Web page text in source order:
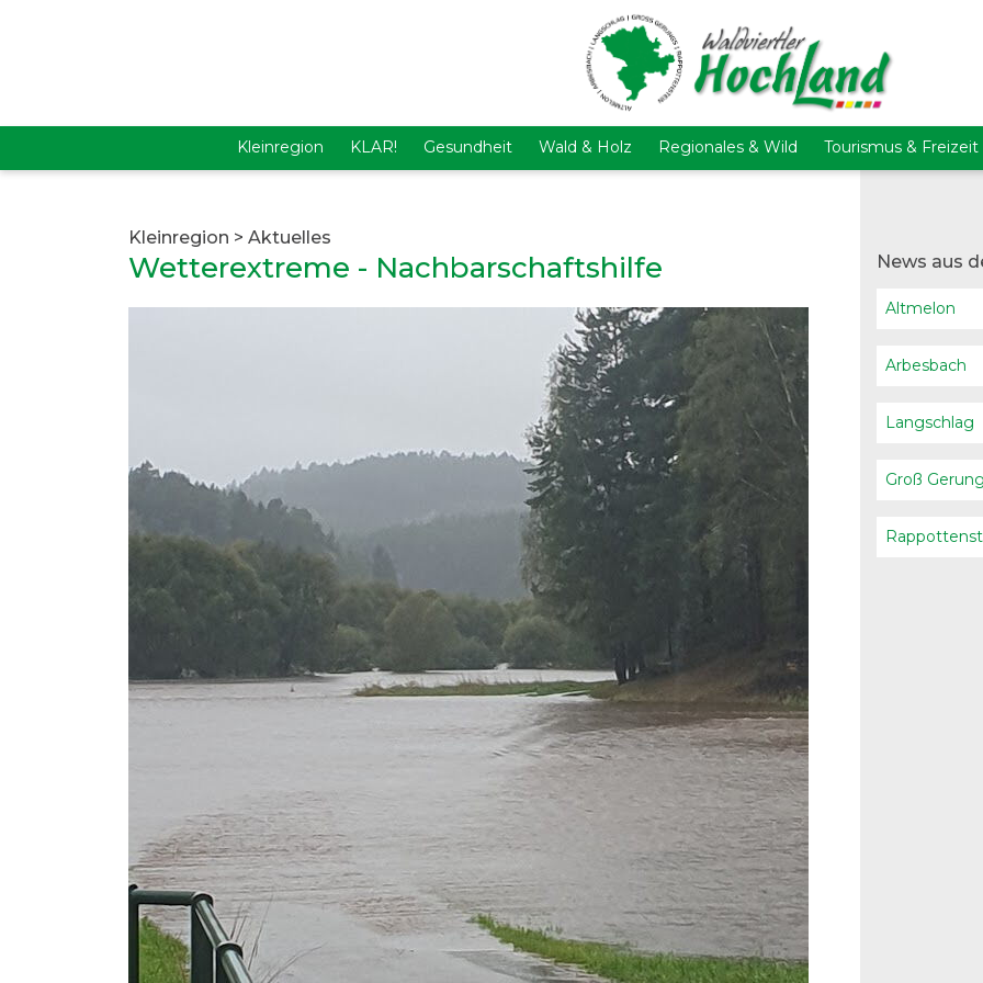
Kleinregion KLAR! Gesundheit Wald & Holz Regionales & Wild Tourismus & Freizeit
Kleinregion > Aktuelles
Wetterextreme - Nachbarschaftshilfe News aus
Altmelon
Arbesbach
Langschlag
Groß